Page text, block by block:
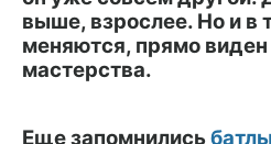
выше, взрослее. Но и в
меняются, прямо виден
мастерства.
Еще запомнились